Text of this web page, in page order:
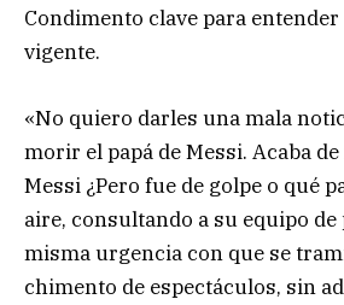
Condimento clave para
vigente.
«No quiero darles una mala
morir el papá de Messi. Acaba
Messi ¿Pero fue de golpe o qué
aire, consultando a su equipo
misma urgencia con que se
chimento de espectáculos, sin